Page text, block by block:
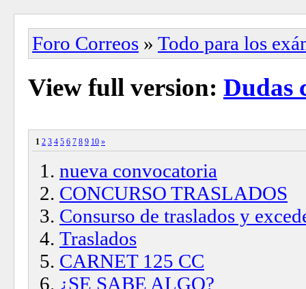
Foro Correos » Todo para los
View full version: Dudas
1 2 3 4 5 6 7 8 9 10 »
nueva convocatoria
CONCURSO TRASLADOS
Consurso de traslados y
Traslados
CARNET 125 CC
¿SE SABE ALGO?